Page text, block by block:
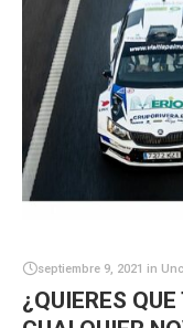
septiembre 9, 2021 in
¿QUIERES